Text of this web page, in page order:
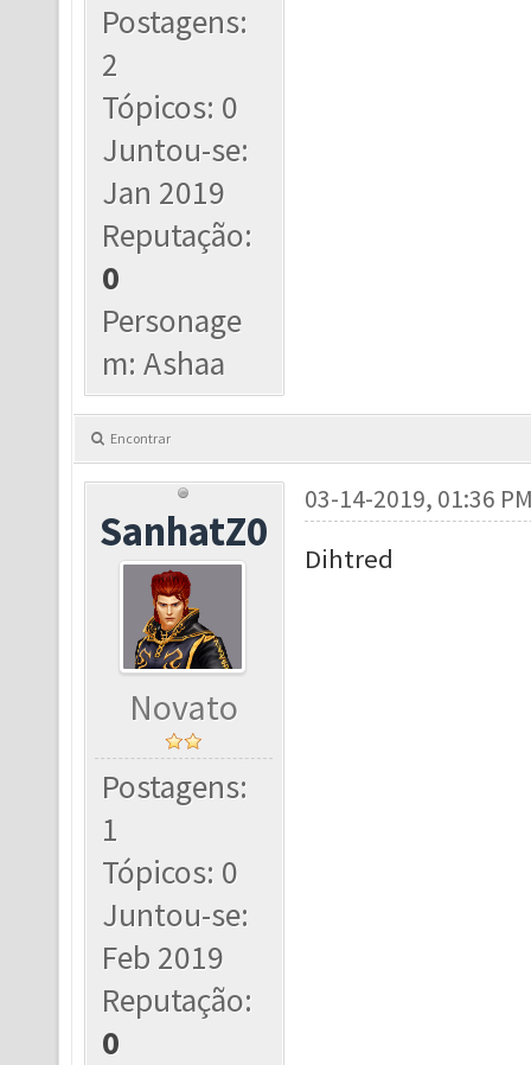
Postagens:
2
Tópicos: 0
Juntou-se:
Jan 2019
Reputação:
0
Personage
m: Ashaa
Encontrar
SanhatZ0
Novato
Postagens:
1
Tópicos: 0
Juntou-se:
Feb 2019
Reputação:
0
03-14-2019, 01:36
Dihtred